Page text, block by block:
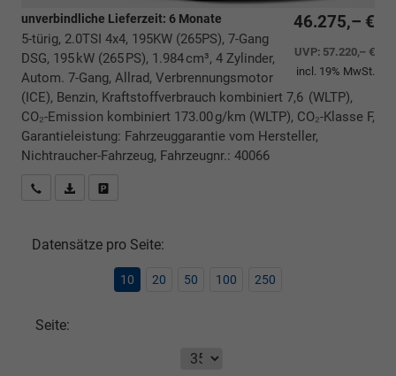
46.275,– €
UVP: 57.220,– €
incl. 19% MwSt.
unverbindliche Lieferzeit: 6 Monate
5-türig, 2.0TSI 4x4, 195KW (265PS), 7-Gang
DSG, 195 kW (265 PS), 1.984 cm³, 4 Zylinder,
Autom. 7-Gang, Allrad, Verbrennungsmotor
(ICE), Benzin, Kraftstoffverbrauch kombiniert 7,6 (WLTP),
CO₂-Emission kombiniert 173.00 g/km (WLTP), CO₂-Klasse F,
Garantieleistung: Fahrzeuggarantie vom Hersteller,
Nichtraucher-Fahrzeug, Fahrzeugnr.: 40066
Rückrufbitte absenden
PDF-Datei, Fahrzeugexposé drucken
Datensätze pro Seite:
10 20 50 100 250
Seite: